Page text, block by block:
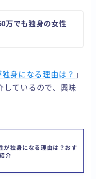
万でも独身の女性
身になる理由は？ 」
しているので、興味
が独身になる理由は？おす
介